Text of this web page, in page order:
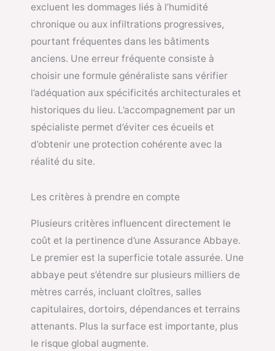
excluent les dommages liés à l’humidité
chronique ou aux infiltrations progressives,
pourtant fréquentes dans les bâtiments
anciens. Une erreur fréquente consiste à
choisir une formule généraliste sans vérifier
l’adéquation aux spécificités architecturales et
historiques du lieu. L’accompagnement par un
spécialiste permet d’éviter ces écueils et
d’obtenir une protection cohérente avec la
réalité du site.
Les critères à prendre en compte
Plusieurs critères influencent directement le
coût et la pertinence d’une Assurance Abbaye.
Le premier est la superficie totale assurée. Une
abbaye peut s’étendre sur plusieurs milliers de
mètres carrés, incluant cloîtres, salles
capitulaires, dortoirs, dépendances et terrains
attenants. Plus la surface est importante, plus
le risque global augmente.